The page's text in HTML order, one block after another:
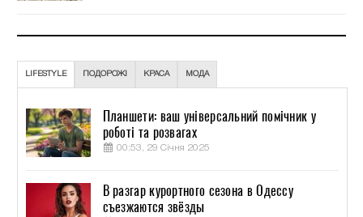
LIFESTYLE ПОДОРОЖІ КРАСА МОДА
Планшети: ваш універсальний помічник у
роботі та розвагах
00:53, 29 Січня 2025
В разгар курортного сезона в Одессу
съезжаются звёзды